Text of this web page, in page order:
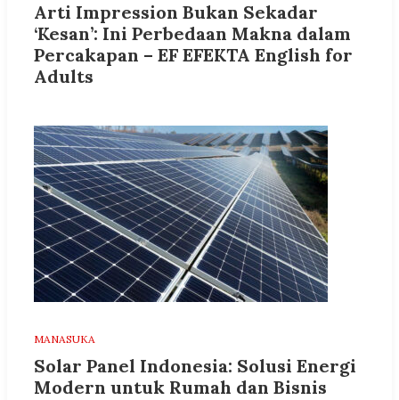
Arti Impression Bukan Sekadar
‘Kesan’: Ini Perbedaan Makna dalam
Percakapan – EF EFEKTA English for
Adults
MANASUKA
Solar Panel Indonesia: Solusi Energi
Modern untuk Rumah dan Bisnis